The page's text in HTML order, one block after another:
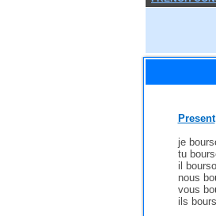
Present
je
tu
il
nous
vous
ils